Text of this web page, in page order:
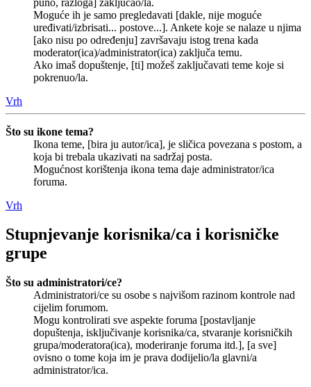
Moguće ih je samo pregledavati [dakle, nije moguće
uređivati/izbrisati... postove...]. Ankete koje se nalaze u njima
[ako nisu po određenju] završavaju istog trena kada
moderator(ica)/administrator(ica) zaključa temu.
Ako imaš dopuštenje, [ti] možeš zaključavati teme koje si
pokrenuo/la.
Vrh
Što su ikone tema?
Ikona teme, [bira ju autor/ica], je sličica povezana s postom, a
koja bi trebala ukazivati na sadržaj posta.
Mogućnost korištenja ikona tema daje administrator/ica
foruma.
Vrh
Stupnjevanje korisnika/ca i korisničke
grupe
Što su administratori/ce?
Administratori/ce su osobe s najvišom razinom kontrole nad
cijelim forumom.
Mogu kontrolirati sve aspekte foruma [postavljanje
dopuštenja, isključivanje korisnika/ca, stvaranje korisničkih
grupa/moderatora(ica), moderiranje foruma itd.], [a sve]
ovisno o tome koja im je prava dodijelio/la glavni/a
administrator/ica.